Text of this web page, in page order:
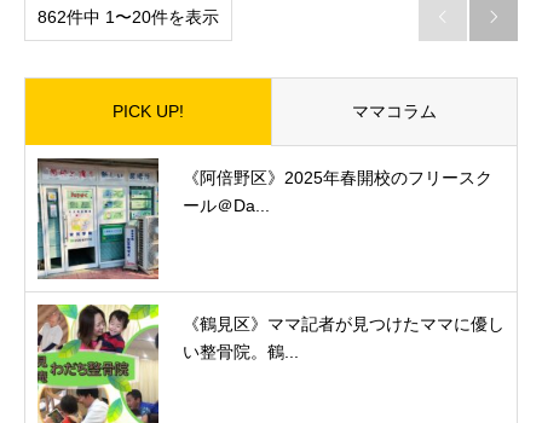
862件中 1〜20件を表示  
PICK UP! ママコラム
《阿倍野区》2025年春開校のフリースク
ール＠Da...
《鶴見区》ママ記者が見つけたママに優し
い整骨院。鶴...